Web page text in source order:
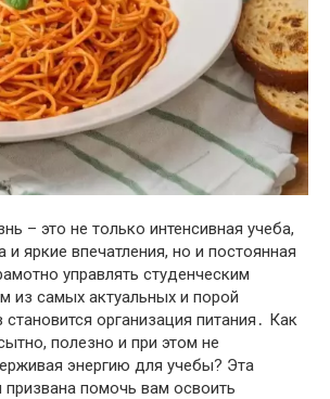
– это не только интенсивная учеба,
яркие впечатления, но и постоянная
управлять студенческим
самых актуальных и порой
организация питания․ Как
полезно и при этом не
энергию для учебы? Эта
призвана помочь вам освоить